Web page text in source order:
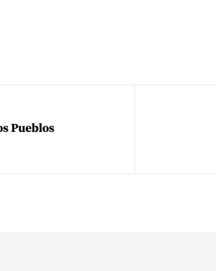
Pueblos